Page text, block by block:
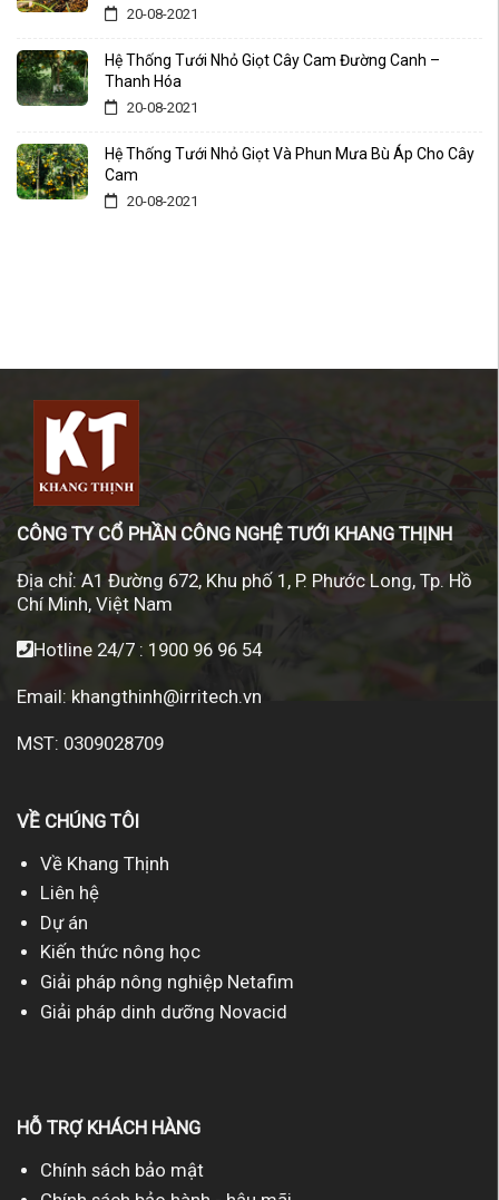
20-08-2021
Hệ Thống Tưới Nhỏ Giọt Cây Cam Đường Canh –
Thanh Hóa
20-08-2021
Hệ Thống Tưới Nhỏ Giọt Và Phun Mưa Bù Áp Cho Cây
Cam
20-08-2021
CÔNG TY CỔ PHẦN CÔNG NGHỆ TƯỚI KHANG THỊNH
Địa chỉ: A1 Đường 672, Khu phố 1, P. Phước Long, Tp. Hồ
Chí Minh, Việt Nam
Hotline 24/7 : 1900 96 96 54
Email: khangthinh@irritech.vn
MST: 0309028709
VỀ CHÚNG TÔI
Về Khang Thịnh
Liên hệ
Dự án
Kiến thức nông học
Giải pháp nông nghiệp Netafim
Giải pháp dinh dưỡng Novacid
HỖ TRỢ KHÁCH HÀNG
Chính sách bảo mật